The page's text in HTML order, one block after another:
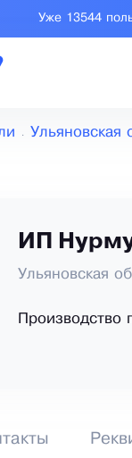
Уже 13544
Ульяновская
ИП
Ульяновская
Производство